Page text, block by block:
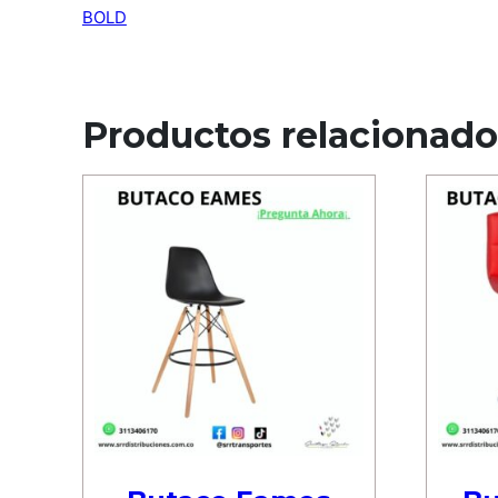
BOLD
Productos